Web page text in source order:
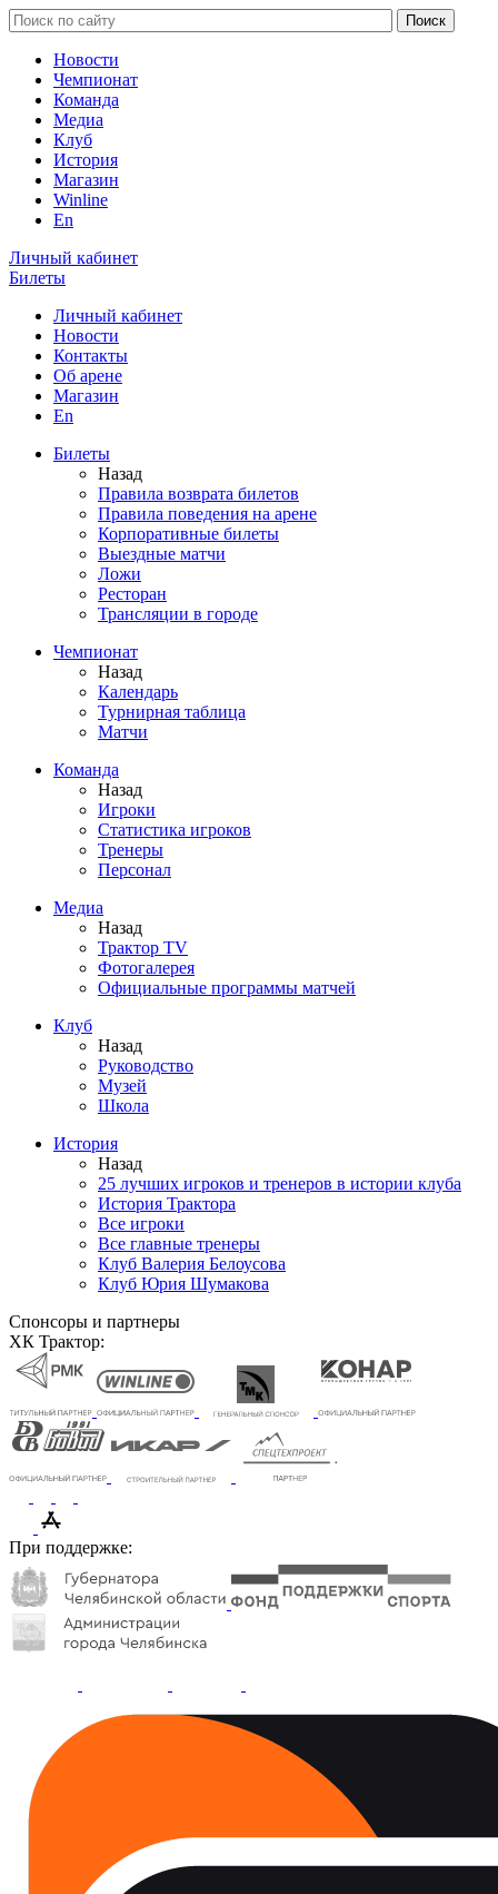
Новости
Чемпионат
Команда
Медиа
Клуб
История
Магазин
Winline
En
Личный кабинет
Билеты
Личный кабинет
Новости
Контакты
Об арене
Магазин
En
Билеты
Назад
Правила возврата билетов
Правила поведения на арене
Корпоративные билеты
Выездные матчи
Ложи
Ресторан
Трансляции в городе
Чемпионат
Назад
Календарь
Турнирная таблица
Матчи
Команда
Назад
Игроки
Статистика игроков
Тренеры
Персонал
Медиа
Назад
Трактор TV
Фотогалерея
Официальные программы матчей
Клуб
Назад
Руководство
Музей
Школа
История
Назад
25 лучших игроков и тренеров в истории клуба
История Трактора
Все игроки
Все главные тренеры
Клуб Валерия Белоусова
Клуб Юрия Шумакова
Спонсоры и партнеры
ХК Трактор:
При поддержке: